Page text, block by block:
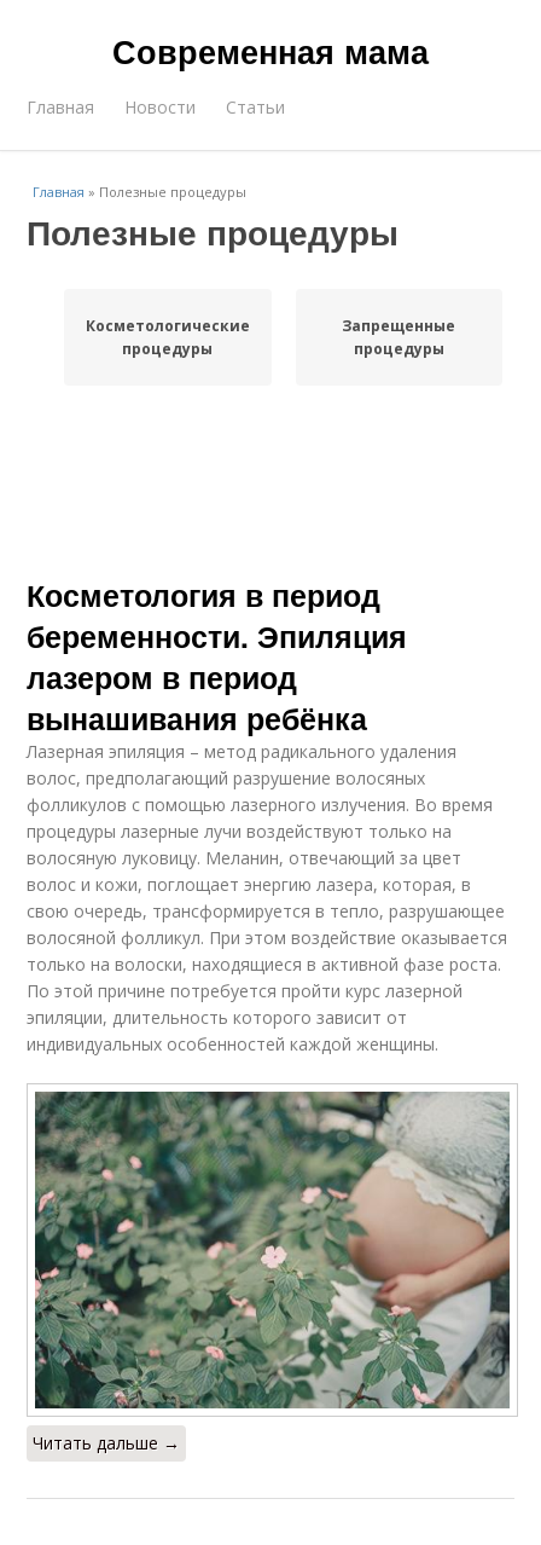
Современная мама
Главная Новости Статьи
Главная » Полезные процедуры
Полезные процедуры
Косметологические
процедуры
Запрещенные
процедуры
Косметология в период
беременности. Эпиляция
лазером в период
вынашивания ребёнка
Лазерная эпиляция – метод радикального удаления
волос, предполагающий разрушение волосяных
фолликулов с помощью лазерного излучения. Во время
процедуры лазерные лучи воздействуют только на
волосяную луковицу. Меланин, отвечающий за цвет
волос и кожи, поглощает энергию лазера, которая, в
свою очередь, трансформируется в тепло, разрушающее
волосяной фолликул. При этом воздействие оказывается
только на волоски, находящиеся в активной фазе роста.
По этой причине потребуется пройти курс лазерной
эпиляции, длительность которого зависит от
индивидуальных особенностей каждой женщины.
Читать дальше →